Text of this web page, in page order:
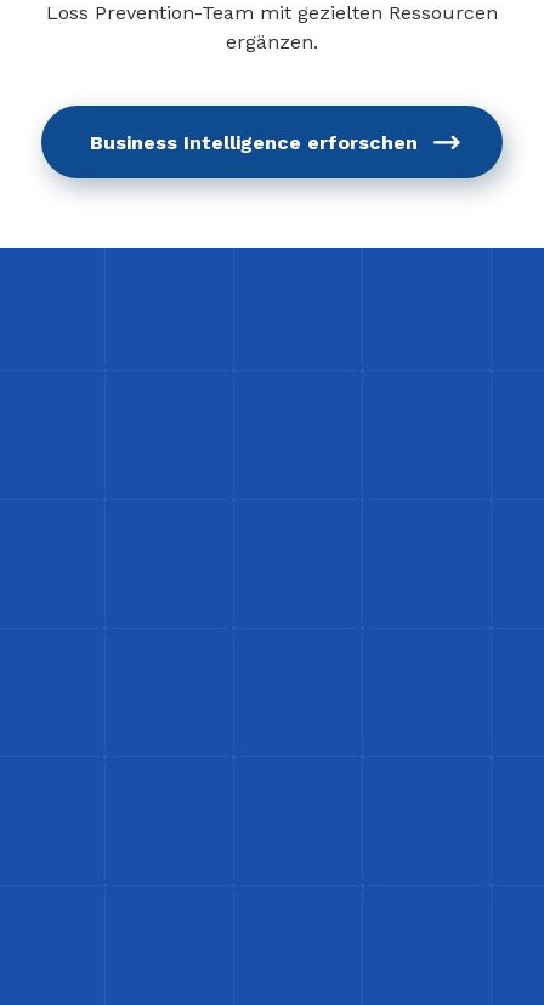
Loss Prevention-Team mit gezielten Ressourcen
ergänzen.
Business Intelligence erforschen